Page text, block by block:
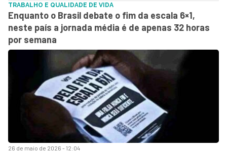
26 de maio de 2026 - 12:04
TRABALHO E QUALIDADE DE VIDA
Enquanto o Brasil debate o fim da escala 6×1,
neste país a jornada média é de apenas 32 horas
por semana